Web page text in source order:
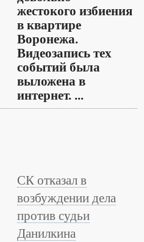
жестокого избиения
в квартире
Воронежа.
Видеозапись тех
событий была
выложена в
интернет. ...
СК отказал в
возбуждении дела
против судьи
Данилкина